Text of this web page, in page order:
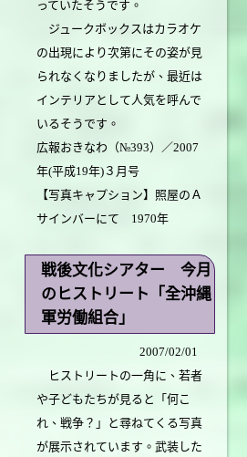
っていたそうです。
ジュークボックスはカラオケ
の出現により次第にその姿が見
られなくなりましたが、最近は
インテリアとして人気を呼んで
いるそうです。
広報おきなわ（№393）／2007
年(平成19年)３月号
【写真キャプション】照屋のＡ
サインバーにて 1970年
戦後文化シアター 今月
のヒストリート「全沖縄
軍労働組合」
2007/02/01
ヒストリートの一角に、若者
や子どもたちが見ると「何こ
れ、戦争？」と尋ねてくる写真
が展示されています。武装した